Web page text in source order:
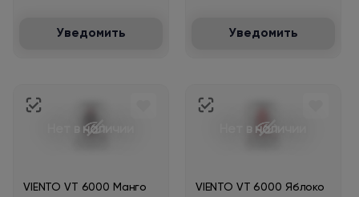
Уведомить Уведомить
Нет в наличии
VIENTO VT 6000 Манго
Нет в наличии
VIENTO VT 6000 Яблоко